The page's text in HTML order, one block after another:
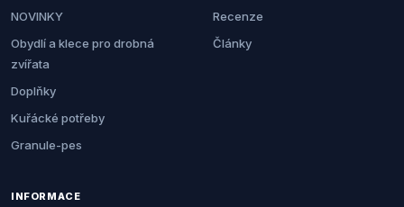
NOVINKY
Obydlí a klece pro drobná
zvířata
Doplňky
Kuřácké potřeby
Granule-pes
Recenze
Články
INFORMACE